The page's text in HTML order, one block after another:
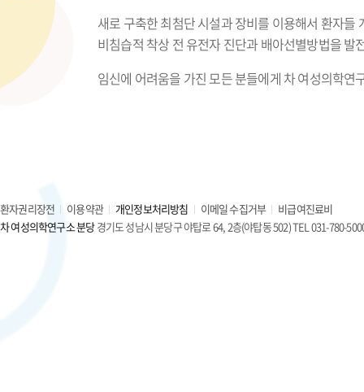
새로 구축한 최첨단 시설과 장비를 이용해서 환자
비침습적 착상 전 유전자 진단과 배아선별방법을
임신에 어려움을 가진 모든 분들에게 차 여성의학
환자권리장전 이용약관 개인정보처리방침 이메일 수집거부
비급여진료비
차 여성의학연구소 분당경기도 성남시 분당구 야탑로 64, 2층(야탑동 502) TEL 031-780-